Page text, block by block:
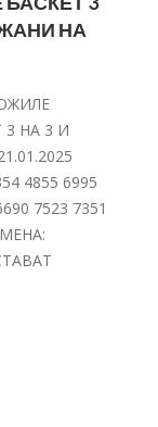
НА
НА 3 И
4855 6995
7523 7351